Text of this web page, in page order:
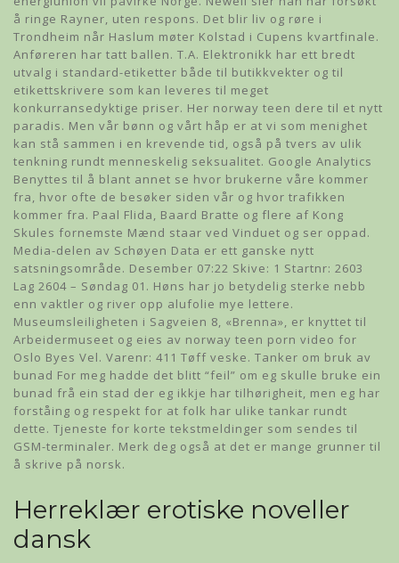
å ringe Rayner, uten respons. Det blir liv og røre i
Trondheim når Haslum møter Kolstad i Cupens kvartfinale.
Anføreren har tatt ballen. T.A. Elektronikk har ett bredt
utvalg i standard-etiketter både til butikkvekter og til
etikettskrivere som kan leveres til meget
konkurransedyktige priser. Her norway teen dere til et nytt
paradis. Men vår bønn og vårt håp er at vi som menighet
kan stå sammen i en krevende tid, også på tvers av ulik
tenkning rundt menneskelig seksualitet. Google Analytics
Benyttes til å blant annet se hvor brukerne våre kommer
fra, hvor ofte de besøker siden vår og hvor trafikken
kommer fra. Paal Flida, Baard Bratte og flere af Kong
Skules fornemste Mænd staar ved Vinduet og ser oppad.
Media-delen av Schøyen Data er ett ganske nytt
satsningsområde. Desember 07:22 Skive: 1 Startnr: 2603
Lag 2604 – Søndag 01. Høns har jo betydelig sterke nebb
enn vaktler og river opp alufolie mye lettere.
Museumsleiligheten i Sagveien 8, «Brenna», er knyttet til
Arbeidermuseet og eies av norway teen porn video for
Oslo Byes Vel. Varenr: 411 Tøff veske. Tanker om bruk av
bunad For meg hadde det blitt “feil” om eg skulle bruke ein
bunad frå ein stad der eg ikkje har tilhørigheit, men eg har
forståing og respekt for at folk har ulike tankar rundt
dette. Tjeneste for korte tekstmeldinger som sendes til
GSM-terminaler. Merk deg også at det er mange grunner til
å skrive på norsk.
Herreklær erotiske noveller
dansk